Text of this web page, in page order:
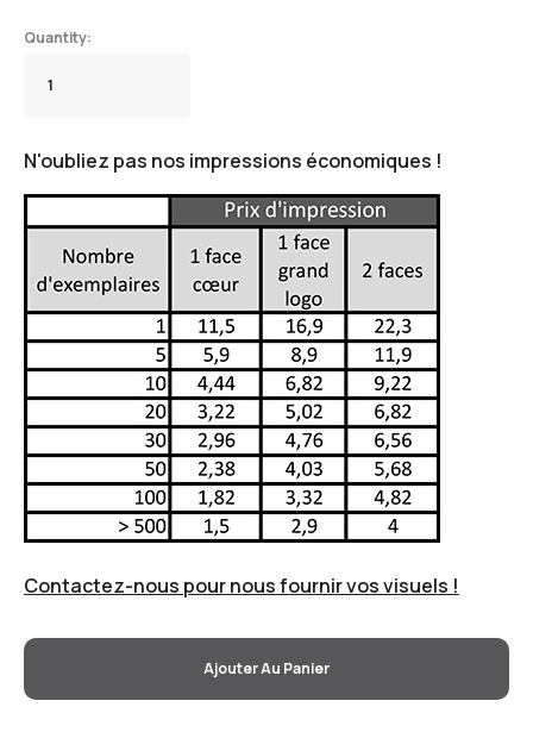
N'oubliez pas nos impressions économiques !
Contactez-nous pour nous fournir vos visuels !
Ajouter Au Panier